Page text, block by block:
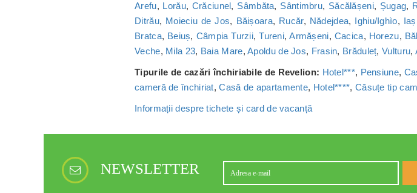
Arefu, Lorău, Crăciunel, Sâmbăta, Sântimbru, Săcălășeni, Șugag,
Ditrău, Moieciu de Jos, Băișoara, Rucăr, Nădejdea, Ighiu/Ighìo,
Bratca, Beiuș, Câmpia Turzii,Tureni,Armășeni, Cacica, Horezu,
Veche, Mila 23, Baia Mare,Apoldu de Jos, Frasin, Brăduleț,Vulturu,
Tipurile de cazări închiriabile de Revelion: Hotel***, Pensiune,
cameră de închiriat,Casă de apartamente, Hotel****, Căsuțe tip
Informații despre tichete și card de vacanță
NEWSLETTER